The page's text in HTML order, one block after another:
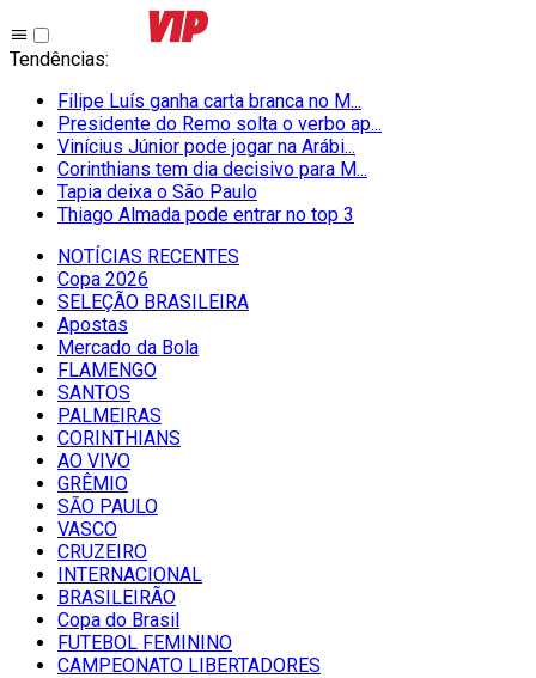
Tendências:
Filipe Luís ganha carta branca no M...
Presidente do Remo solta o verbo ap...
Vinícius Júnior pode jogar na Arábi...
Corinthians tem dia decisivo para M...
Tapia deixa o São Paulo
Thiago Almada pode entrar no top 3
NOTÍCIAS RECENTES
Copa 2026
SELEÇÃO BRASILEIRA
Apostas
Mercado da Bola
FLAMENGO
SANTOS
PALMEIRAS
CORINTHIANS
AO VIVO
GRÊMIO
SĀO PAULO
VASCO
CRUZEIRO
INTERNACIONAL
BRASILEIRÃO
Copa do Brasil
FUTEBOL FEMININO
CAMPEONATO LIBERTADORES